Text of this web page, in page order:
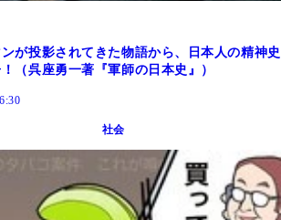
が投影されてきた物語から、日本人の精神史
（呉座勇一著『軍師の日本史』）
社会